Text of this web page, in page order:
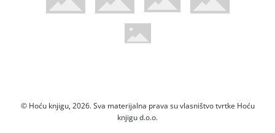
Verified by Visa web stranica
© Hoću knjigu, 2026. Sva materijalna prava su vlasništvo tvrtke Hoću
knjigu d.o.o.